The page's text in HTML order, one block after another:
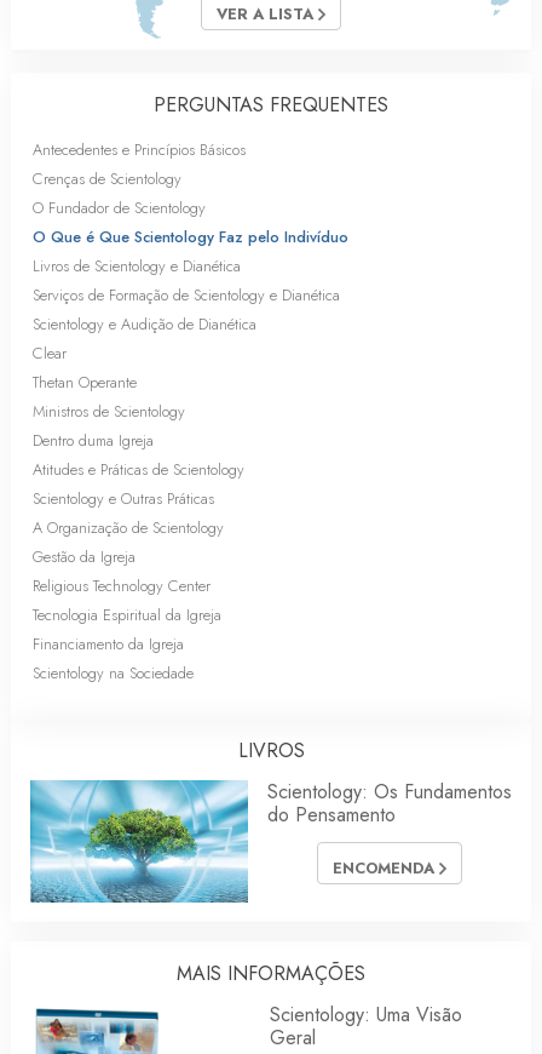
VER A LISTA
PERGUNTAS FREQUENTES
Antecedentes e Princípios Básicos
Crenças de Scientology
O Fundador de Scientology
O Que é Que Scientology Faz pelo Indivíduo
Livros de Scientology e Dianética
Serviços de Formação de Scientology e Dianética
Scientology e Audição de Dianética
Clear
Thetan Operante
Ministros de Scientology
Dentro duma Igreja
Atitudes e Práticas de Scientology
Scientology e Outras Práticas
A Organização de Scientology
Gestão da Igreja
Religious Technology Center
Tecnologia Espiritual da Igreja
Financiamento da Igreja
Scientology na Sociedade
LIVROS
Scientology: Os Fundamentos
do Pensamento
ENCOMENDA
MAIS INFORMAÇÕES
Scientology: Uma Visão
Geral